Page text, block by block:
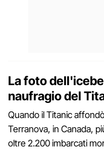
La foto
naufragio del
Quando il Titanic
Terranova, in Canada,
oltre 2.200 imbarcati